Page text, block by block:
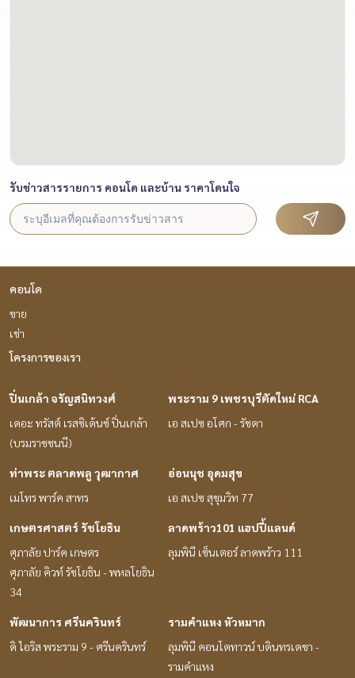
รับข่าวสารรายการ คอนโด และบ้าน ราคาโดนใจ
คอนโด
ขาย
เช่า
โครงการของเรา
ปิ่นเกล้า จรัญสนิทวงศ์
เดอะ ทรัสต์ เรสซิเด้นซ์ ปิ่นเกล้า
(บรมราชชนนี)
พระราม 9 เพชรบุรีตัดใหม่ RCA
เอ สเปซ อโศก - รัชดา
ท่าพระ ตลาดพลู วุฒากาศ
เมโทร พาร์ค สาทร
อ่อนนุช อุดมสุข
เอ สเปซ สุขุมวิท 77
เกษตรศาสตร์ รัชโยธิน
ศุภาลัย ปาร์ค เกษตร
ศุภาลัย คิวท์ รัชโยธิน - พหลโยธิน
34
ลาดพร้าว101 แฮปปี้แลนด์
ลุมพินี เซ็นเตอร์ ลาดพร้าว 111
พัฒนาการ ศรีนครินทร์
ดิ ไอริส พระราม 9 - ศรีนครินทร์
รามคำแหง หัวหมาก
ลุมพินี คอนโดทาวน์ บดินทรเดชา -
รามคำแหง